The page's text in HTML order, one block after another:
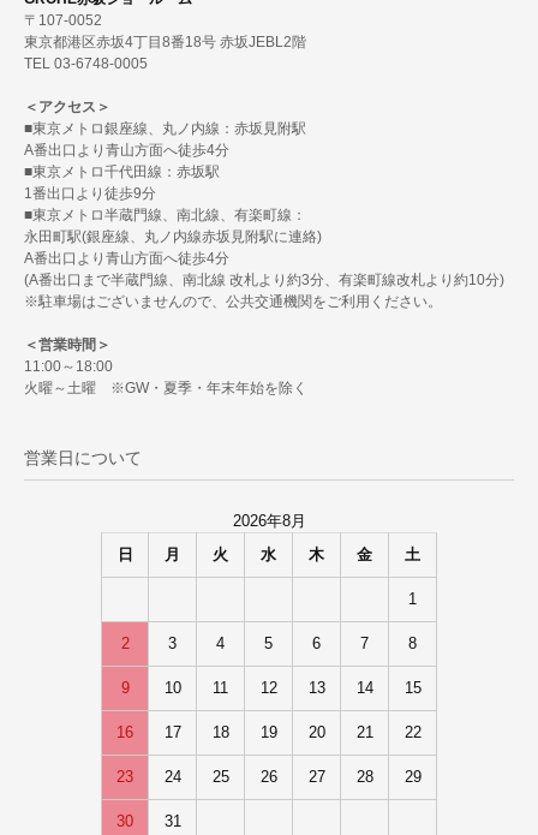
〒107-0052
東京都港区赤坂4丁目8番18号 赤坂JEBL2階
TEL 03-6748-0005
＜アクセス＞
■東京メトロ銀座線、丸ノ内線：赤坂見附駅
A番出口より青山方面へ徒歩4分
■東京メトロ千代田線：赤坂駅
1番出口より徒歩9分
■東京メトロ半蔵門線、南北線、有楽町線：
永田町駅(銀座線、丸ノ内線赤坂見附駅に連絡)
A番出口より青山方面へ徒歩4分
(A番出口まで半蔵門線、南北線 改札より約3分、有楽町線改札より約10分)
※駐車場はございませんので、公共交通機関をご利用ください。
＜営業時間＞
11:00～18:00
火曜～土曜 ※GW・夏季・年末年始を除く
営業日について
2026年8月
日
月 火 水 木 金 土
1
2 3 4 5 6 7 8
9 10 11 12 13 14 15
16 17 18 19 20 21 22
23 24 25 26 27 28 29
30 31